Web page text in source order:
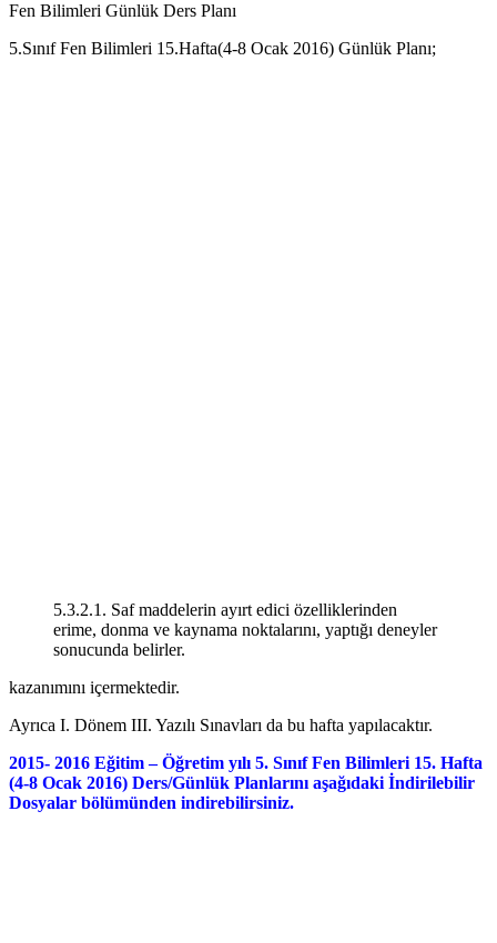
Fen Bilimleri Günlük Ders Planı
5.Sınıf Fen Bilimleri 15.Hafta(4-8 Ocak 2016) Günlük Planı;
5.3.2.1. Saf maddelerin ayırt edici özelliklerinden
erime, donma ve kaynama noktalarını, yaptığı deneyler
sonucunda belirler.
kazanımını içermektedir.
Ayrıca I. Dönem III. Yazılı Sınavları da bu hafta yapılacaktır.
2015- 2016 Eğitim – Öğretim yılı 5. Sınıf Fen Bilimleri 15. Hafta
(4-8 Ocak 2016) Ders/Günlük Planlarını aşağıdaki İndirilebilir
Dosyalar bölümünden indirebilirsiniz.